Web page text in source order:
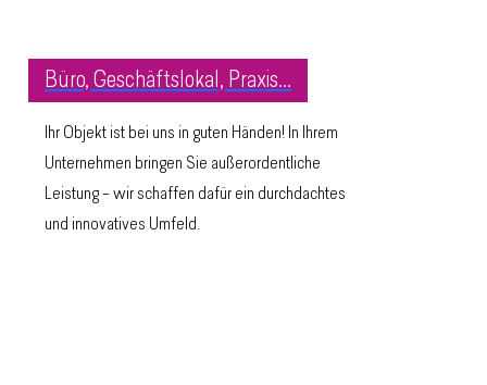
Büro, Geschäftslokal, Praxis...
Ihr Objekt ist bei uns in guten Händen! In Ihrem
Unternehmen bringen Sie außerordentliche
Leistung – wir schaffen dafür ein durchdachtes
und innovatives Umfeld.